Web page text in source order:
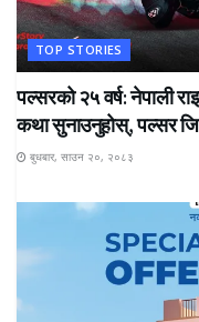
TOP STORIES
पल्सरको २५ वर्ष: नेपाली
कथा सुनाउनुहोस्, पल्सर
बुधबार, साउन २०, २०८३